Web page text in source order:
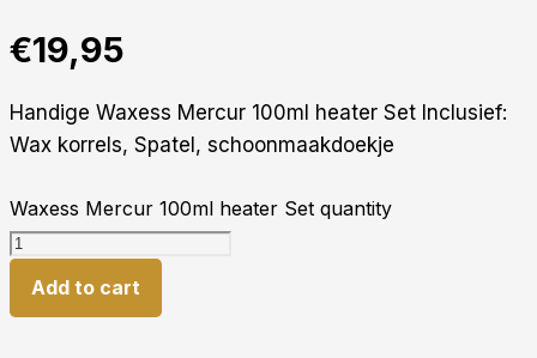
€19,95
Handige Waxess Mercur 100ml heater Set Inclusief:
Wax korrels, Spatel, schoonmaakdoekje
Waxess Mercur 100ml heater Set quantity
Add to cart